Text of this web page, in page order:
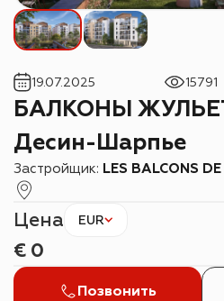
БАЛКОНЫ ЖУЛЬЕТТЫ,
Десин-Шарпье
Застройщик: LES BALCONS
19.07.2025 15791
Цена EUR
€ 0
Позвонить